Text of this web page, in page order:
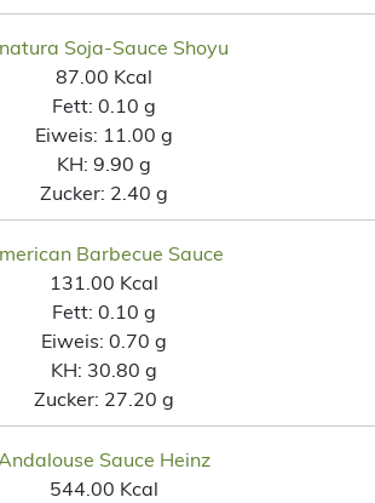
Soja-Sauce Shoyu
87.00 Kcal
Fett: 0.10 g
Eiweis: 11.00 g
KH: 9.90 g
Zucker: 2.40 g
Barbecue Sauce
131.00 Kcal
Fett: 0.10 g
Eiweis: 0.70 g
KH: 30.80 g
Zucker: 27.20 g
Andalouse Sauce Heinz
544.00 Kcal